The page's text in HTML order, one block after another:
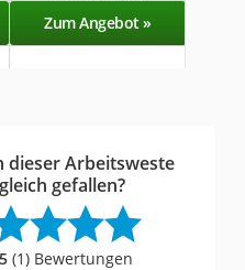
Zum Angebot »
dieser Arbeitsweste
gefallen?
(1) Bewertungen